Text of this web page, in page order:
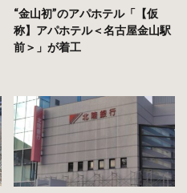
“金山初”のアパホテル「【仮
称】アパホテル＜名古屋金山駅
前＞」が着工